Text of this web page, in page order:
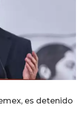
es detenido